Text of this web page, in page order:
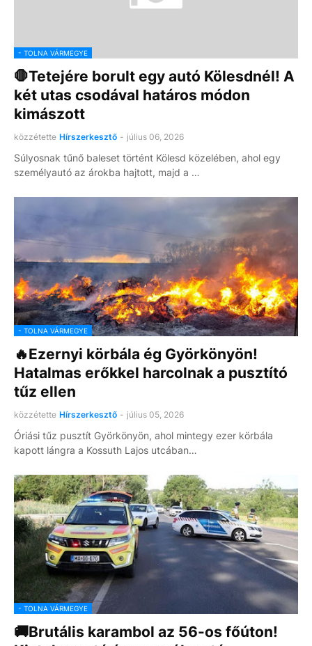
- TOLNA VÁRMEGYE
🛑Tetejére borult egy autó Kölesdnél! A
két utas csodával határos módon
kimászott
közzétette Hírszerkesztő - július 06, 2026
Súlyosnak tűnő baleset történt Kölesd közelében, ahol egy
személyautó az árokba hajtott, majd a …
- TOLNA VÁRMEGYE
🔥Ezernyi körbála ég Györkönyön!
Hatalmas erőkkel harcolnak a pusztító
tűz ellen
közzétette Hírszerkesztő - július 05, 2026
Óriási tűz pusztít Györkönyön, ahol mintegy ezer körbála
kapott lángra a Kossuth Lajos utcában…
- TOLNA VÁRMEGYE
🚚Brutális karambol az 56-os főúton!